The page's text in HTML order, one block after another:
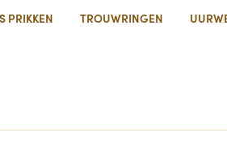
PRIKKEN TROUWRINGEN